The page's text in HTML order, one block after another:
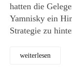
hatten die
Yamnisky ein
Strategie zu
weiterlesen